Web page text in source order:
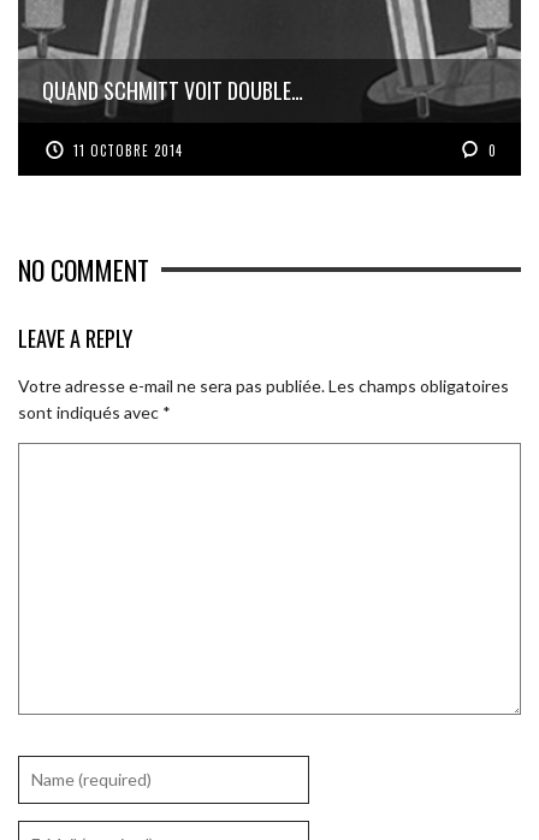
QUAND SCHMITT VOIT DOUBLE…
11 OCTOBRE 2014 0
NO COMMENT
LEAVE A REPLY
Votre adresse e-mail ne sera pas publiée.Les champs obligatoires
sont indiqués avec *